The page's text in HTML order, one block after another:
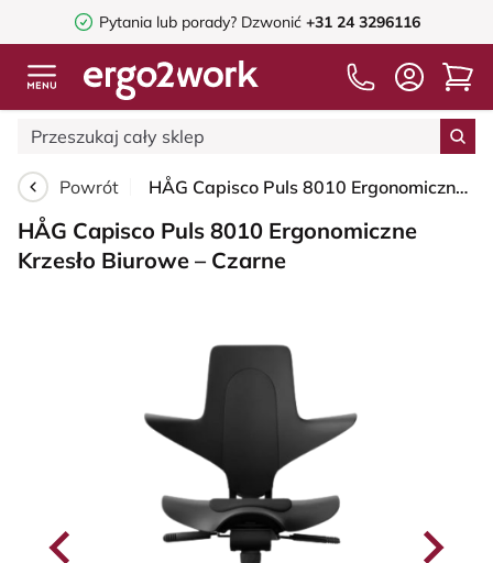
Pytania lub porady? Dzwonić +31 24 3296116
Powrót HÅG Capisco Puls 8010 Ergonomiczne Krzesło Biurowe – Czarne
HÅG Capisco Puls 8010 Ergonomiczne
Krzesło Biurowe – Czarne